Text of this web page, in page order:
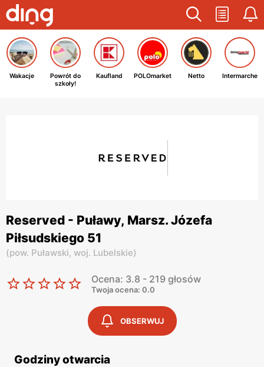
Wakacje
Powrót do
szkoły!
Kaufland POLOmarket Netto Intermarche
Reserved - Puławy, Marsz. Józefa
Piłsudskiego 51
(pow. Puławski, woj. Lubelskie)
Ocena: 3.8 - 219 głosów
Twoja ocena: 0.0
OBSERWUJ
Godziny otwarcia